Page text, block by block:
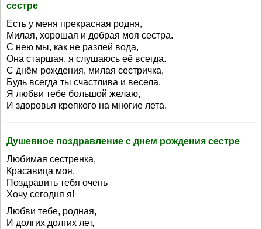
сестре
Есть у меня прекрасная родня,
Милая, хорошая и добрая моя сестра.
С нею мы, как не разлей вода,
Она старшая, я слушаюсь её всегда.
С днём рождения, милая сестричка,
Будь всегда ты счастлива и весела.
Я любви тебе большой желаю,
И здоровья крепкого на многие лета.
Душевное поздравление с днем рождения сестре
Любимая сестренка,
Красавица моя,
Поздравить тебя очень
Хочу сегодня я!
Любви тебе, родная,
И долгих долгих лет,